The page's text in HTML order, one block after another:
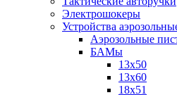
Электрошокеры
Устройства
Аэрозольные
БАМы
13х50
13х60
18х51